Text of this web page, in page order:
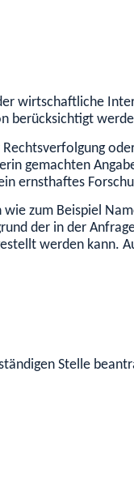
wirtschaftliche
berücksichtigt
gemachten
ernsthaftes
zum Beispiel
der in der
werden kann.
Stelle